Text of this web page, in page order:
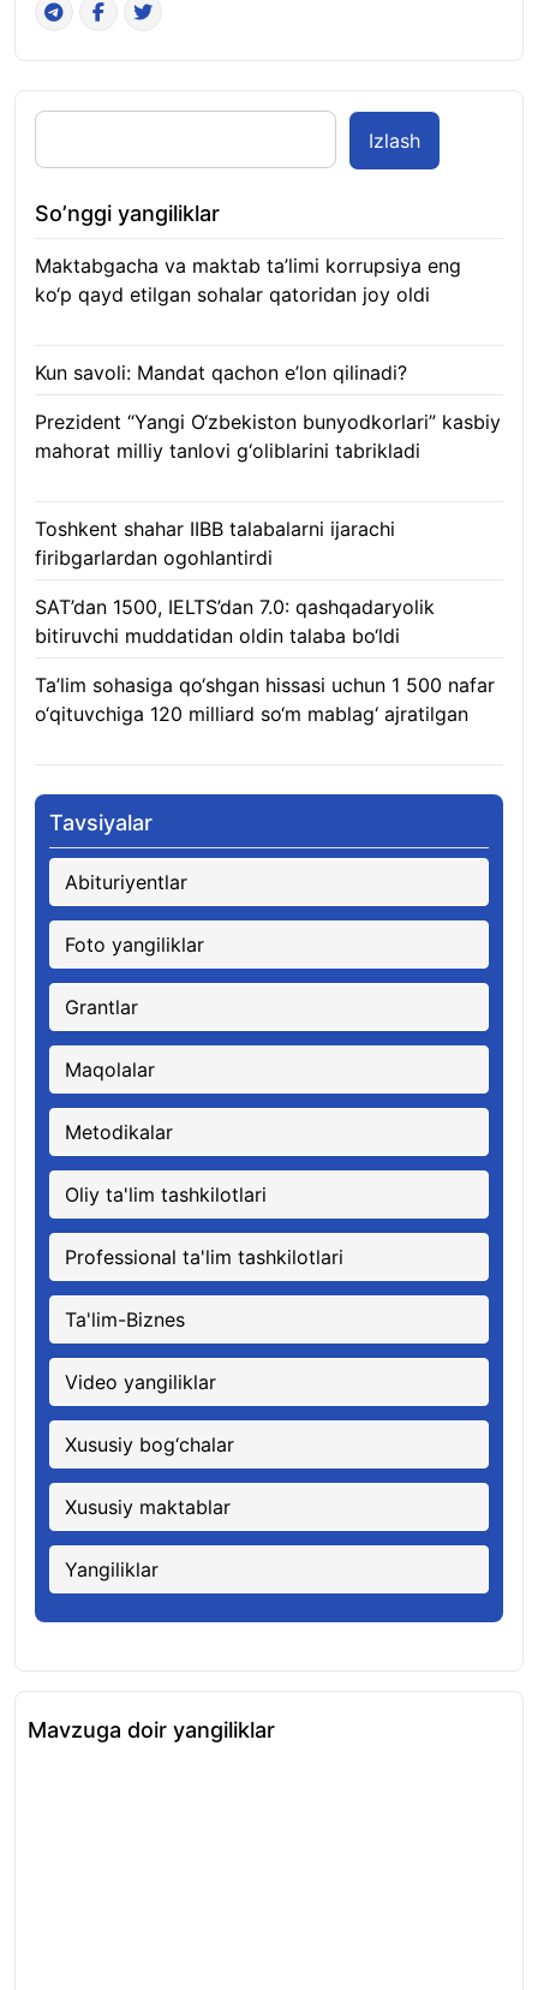
Izlash
So’nggi yangiliklar
Maktabgacha va maktab ta’limi korrupsiya eng
ko‘p qayd etilgan sohalar qatoridan joy oldi
Kun savoli: Mandat qachon e’lon qilinadi?
Prezident “Yangi O‘zbekiston bunyodkorlari” kasbiy
mahorat milliy tanlovi g‘oliblarini tabrikladi
Toshkent shahar IIBB talabalarni ijarachi
firibgarlardan ogohlantirdi
SAT’dan 1500, IELTS’dan 7.0: qashqadaryolik
bitiruvchi muddatidan oldin talaba bo‘ldi
Ta’lim sohasiga qo‘shgan hissasi uchun 1 500 nafar
o‘qituvchiga 120 milliard so‘m mablag‘ ajratilgan
Tavsiyalar
Abituriyentlar
Foto yangiliklar
Grantlar
Maqolalar
Metodikalar
Oliy ta'lim tashkilotlari
Professional ta'lim tashkilotlari
Ta'lim-Biznes
Video yangiliklar
Xususiy bog‘chalar
Xususiy maktablar
Yangiliklar
Mavzuga doir yangiliklar